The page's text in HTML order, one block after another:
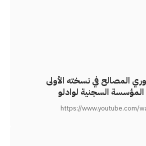
المصالح في نسخته الأولى
السجنية لوادلو
https://www.youtube.com/